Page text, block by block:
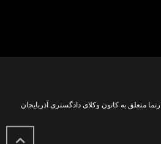
این تارنما متعلق به کانون وکلای دادگستری آذربایجان